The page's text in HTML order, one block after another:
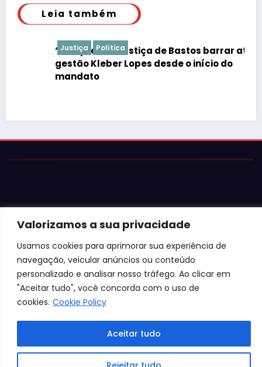
Valorizamos a sua privacidade
Usamos cookies para aprimorar sua experiência de
navegação, veicular anúncios ou conteúdo
personalizado e analisar nosso tráfego. Ao clicar em
"Aceitar tudo", você concorda com o uso de
cookies. Cookie Policy
Aceitar tudo
Leia também
Política
“É de praxe”: Justiça de Bastos barrar atos da
gestão Kleber Lopes desde o início do
mandato
Conteúdo protegido por lei. A cópia ou reprodução sem
autorização expressa está sujeita às penalidades